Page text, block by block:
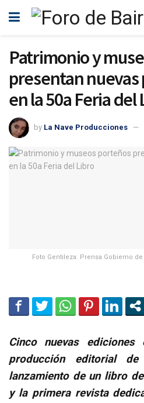
Patrimonio y
presentan
en la 50a Feria del
by La Nave Producciones
Foto Gentileza: Prensa Gobierno
Cinco nuevas
producción editorial
lanzamiento de un libro
y la primera revista